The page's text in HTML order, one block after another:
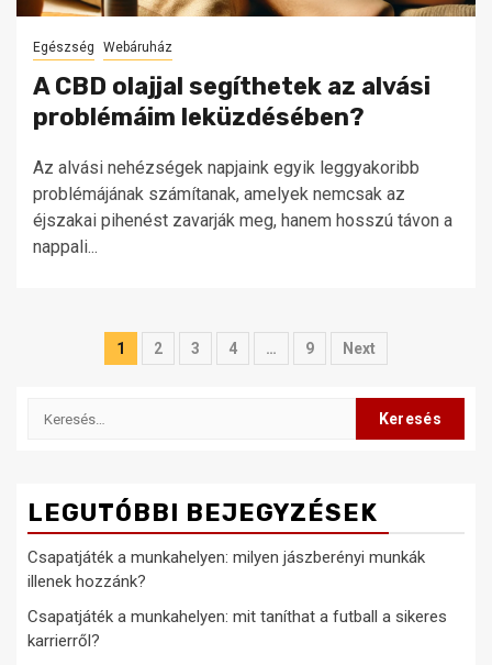
Egészség Webáruház
A CBD olajjal segíthetek az alvási
problémáim leküzdésében?
Az alvási nehézségek napjaink egyik leggyakoribb
problémájának számítanak, amelyek nemcsak az
éjszakai pihenést zavarják meg, hanem hosszú távon a
nappali...
Bejegyzések
1 2 3 4 … 9 Next
Keresés:
LEGUTÓBBI BEJEGYZÉSEK
Csapatjáték a munkahelyen: milyen jászberényi munkák
illenek hozzánk?
Csapatjáték a munkahelyen: mit taníthat a futball a sikeres
karrierről?